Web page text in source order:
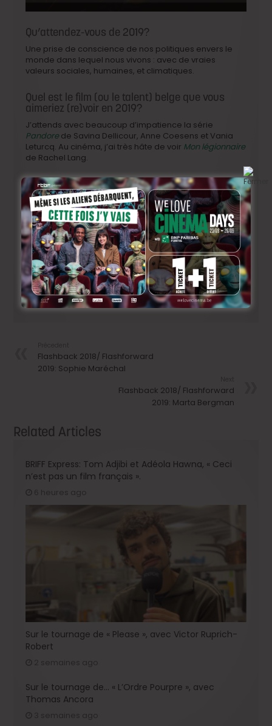
Qu’attendez-vous de 2019?
Une prise de conscience de nos politiques envers le
monde dans lequel nous vivons : avec de vraies
valeurs sociales, humaines, et climatiques.
Quel est le film (ou le talent) belge que vous
aimeriez (re)voir en 2019?
J’attends avec beaucoup d’impatience la série
Pandorede Savina Dellicour, Anne Coesens et Vania
Leturcq. Au cinéma, j’ai très hâte de voir Mon légionnaire
de Rachel Lang.
Vos projets pour 2019?
L’écriture de mon troisième long-métrage, et le
tournage d’un court métrage dans le cadre d’une
collection visant à mettre en avant des jeunes
comédiens et comédiennes belges.
Flashback 2018/ Flashforward
2019: Sophie Maréchal
Flashback 2018/ Flashforward
2019: Marta Bergman
Related Articles
BRIFF Express: Tom Adjibi et Adéola Hawna, « Ceci
n’est pas un film français ».
6 heures ago
Sur le tournage de « Please », avec Victor Ruprich-
Robert
2 semaines ago
Sur le tournage de… « L’Ordre Pourpre », avec
Thomas Ancora
3 semaines ago